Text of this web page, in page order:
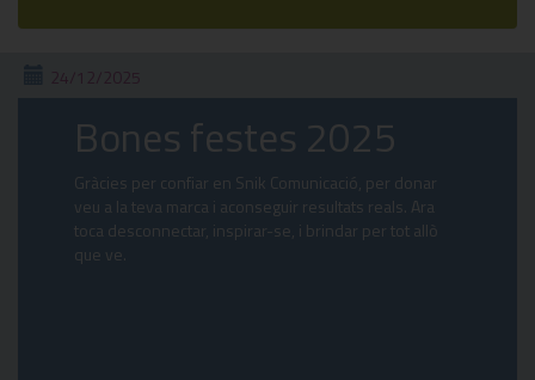
24/12/2025
Bones festes 2025
Gràcies per confiar en Snik Comunicació, per donar
veu a la teva marca i aconseguir resultats reals. Ara
toca desconnectar, inspirar-se, i brindar per tot allò
que ve.